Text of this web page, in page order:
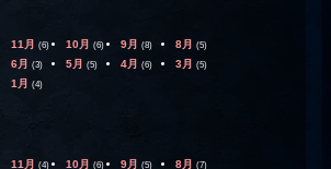
11月 (6) 10月 (6) 9月 (8) 8月 (5)
6月 (3) 5月 (5) 4月 (6) 3月 (5)
1月 (4)
11月 (4) 10月 (6) 9月 (5) 8月 (7)